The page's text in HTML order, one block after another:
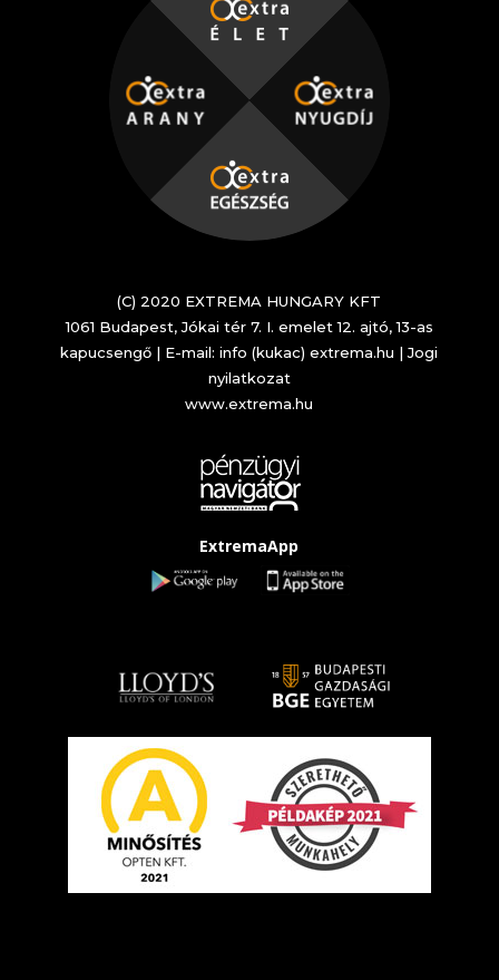
(C) 2020 EXTREMA HUNGARY KFT
1061 Budapest, Jókai tér 7. I. emelet 12. ajtó, 13-as
kapucsengő | E-mail: info (kukac) extrema.hu |Jogi
nyilatkozat
www.extrema.hu
ExtremaApp